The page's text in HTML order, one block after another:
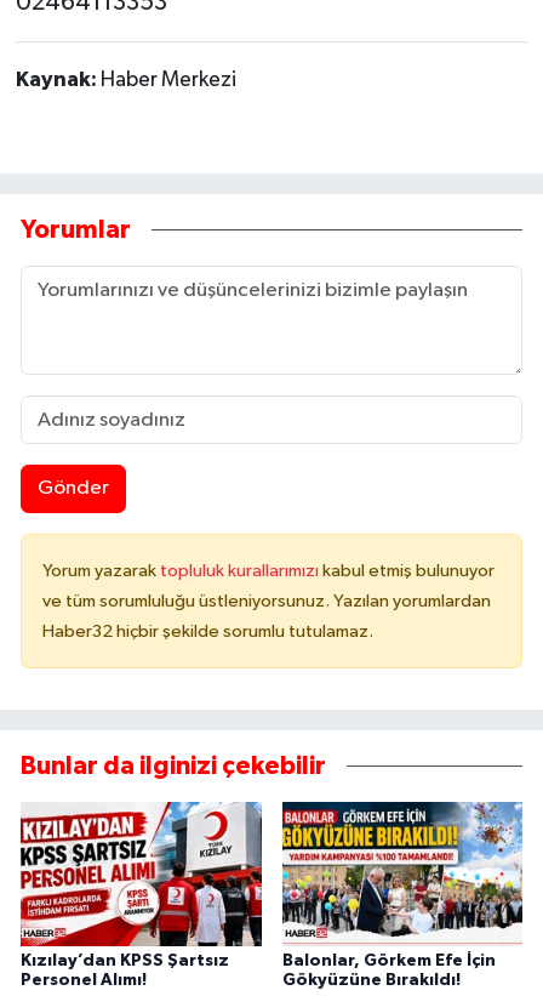
Kaynak: Haber Merkezi
Yorumlar
Gönder
Yorum yazarak topluluk kurallarımızı kabul etmiş bulunuyor
ve tüm sorumluluğu üstleniyorsunuz. Yazılan yorumlardan
Haber32 hiçbir şekilde sorumlu tutulamaz.
Bunlar da ilginizi çekebilir
Kızılay’dan KPSS Şartsız
Personel Alımı!
Balonlar, Görkem Efe İçin
Gökyüzüne Bırakıldı!